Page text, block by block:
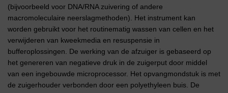
(bijvoorbeeld voor DNA/RNA zuivering of andere
macromoleculaire neerslagmethoden). Het instrument kan
worden gebruikt voor het routinematig wassen van cellen en het
verwijderen van kweekmedia en resuspensie in
bufferoplossingen. De werking van de afzuiger is gebaseerd op
het genereren van negatieve druk in de zuigerput door middel
van een ingebouwde microprocessor. Het opvangmondstuk is met
de zuigerhouder verbonden door een polyethyleen buis. De